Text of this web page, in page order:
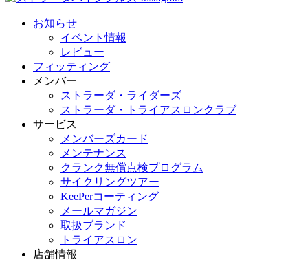
お知らせ
イベント情報
レビュー
フィッティング
メンバー
ストラーダ・ライダーズ
ストラーダ・トライアスロンクラブ
サービス
メンバーズカード
メンテナンス
クランク無償点検プログラム
サイクリングツアー
KeePerコーティング
メールマガジン
取扱ブランド
トライアスロン
店舗情報